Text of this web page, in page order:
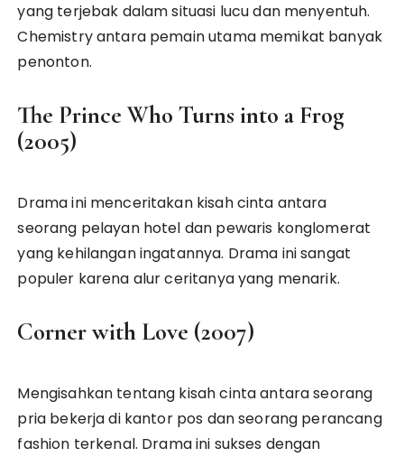
yang terjebak dalam situasi lucu dan menyentuh.
Chemistry antara pemain utama memikat banyak
penonton.
The Prince Who Turns into a Frog
(2005)
Drama ini menceritakan kisah cinta antara
seorang pelayan hotel dan pewaris konglomerat
yang kehilangan ingatannya. Drama ini sangat
populer karena alur ceritanya yang menarik.
Corner with Love (2007)
Mengisahkan tentang kisah cinta antara seorang
pria bekerja di kantor pos dan seorang perancang
fashion terkenal. Drama ini sukses dengan